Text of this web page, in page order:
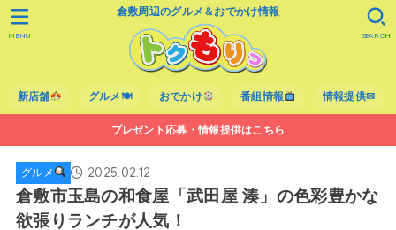
倉敷周辺のグルメ＆おでかけ情報
新店舗 グルメ🍽 おでかけ 番組情報 情報提供✉
SEARCH
MENU
プレゼント応募・情報提供はこちら
グルメ 2025.02.12
倉敷市玉島の和食屋「武田屋 湊」の色彩豊かな
欲張りランチが人気！